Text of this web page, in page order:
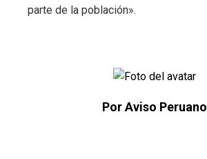
parte de la población».
Por Aviso Peruano